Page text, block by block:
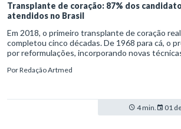
Transplante de coração: 87% dos
atendidos no Brasil
Em 2018, o primeiro transplante de coração
completou cinco décadas. De 1968 para cá, o
por reformulações, incorporando novas
da cirurgia são atendidos e recebem um novo
PorRedação Artmed
4 min. 01